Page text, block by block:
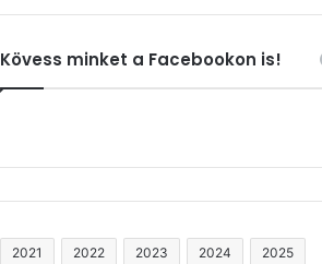
Kövess minket a Facebookon is!
2021 2022 2023 2024 2025